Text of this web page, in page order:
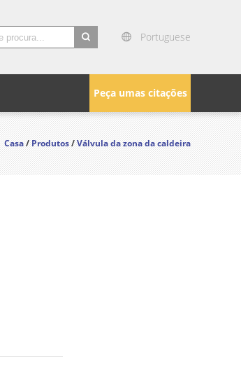
Portuguese
Peça umas citações
Casa/Produtos/Válvula da zona da caldeira